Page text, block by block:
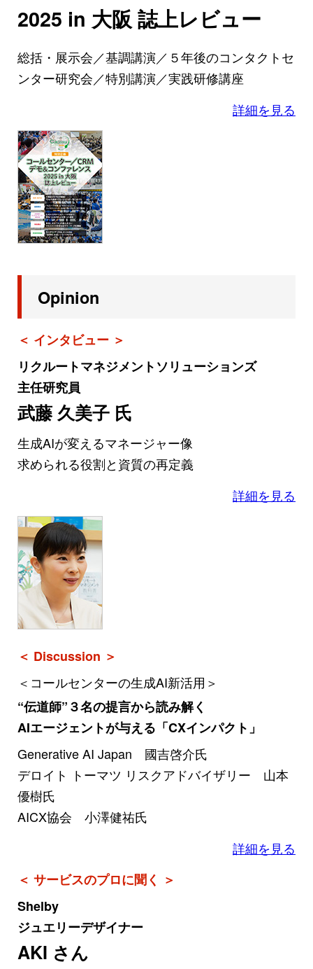
2025 in 大阪 誌上レビュー
総括・展示会／基調講演／５年後のコンタクトセ
ンター研究会／特別講演／実践研修講座
詳細を見る
Opinion
＜ インタビュー ＞
リクルートマネジメントソリューションズ
主任研究員
武藤 久美子 氏
生成AIが変えるマネージャー像
求められる役割と資質の再定義
詳細を見る
＜ Discussion ＞
＜コールセンターの生成AI新活用＞
“伝道師”３名の提言から読み解く
AIエージェントが与える「CXインパクト」
Generative AI Japan 國吉啓介氏
デロイト トーマツ リスクアドバイザリー 山本
優樹氏
AICX協会 小澤健祐氏
詳細を見る
＜ サービスのプロに聞く ＞
Shelby
ジュエリーデザイナー
AKI さん